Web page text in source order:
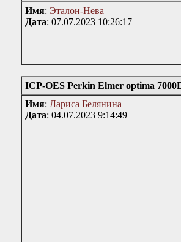
Имя: Эталон-Нева
Дата: 07.07.2023 10:26:17
ICP-OES Perkin Elmer optima
Имя: Лариса Белянина
Дата: 04.07.2023 9:14:49